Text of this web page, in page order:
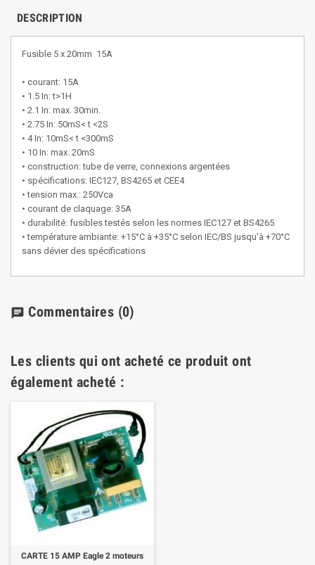
DESCRIPTION
Fusible 5 x 20mm 15A
• courant: 15A
• 1.5 In: t>1H
• 2.1 In: max. 30min.
• 2.75 In: 50mS< t <2S
• 4 In: 10mS< t <300mS
• 10 In: max. 20mS
• construction: tube de verre, connexions argentées
• spécifications: IEC127, BS4265 et CEE4
• tension max.: 250Vca
• courant de claquage: 35A
• durabilité: fusibles testés selon les normes IEC127 et BS4265
• température ambiante: +15°C à +35°C selon IEC/BS jusqu'à +70°C
sans dévier des spécifications
chat Commentaires (0)
Les clients qui ont acheté ce produit ont
également acheté :
CARTE 15 AMP Eagle 2 moteurs